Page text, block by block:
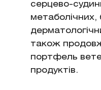
серцево-
метаболічних,
також
портфель
продуктів.